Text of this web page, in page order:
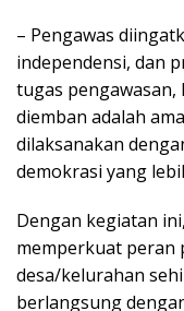
– Pengawas
independensi, dan
tugas
diemban adalah
dilaksanakan
demokrasi yang
Dengan kegiatan
memperkuat peran
desa/kelurahan
berlangsung